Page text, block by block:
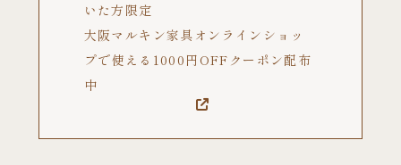
いた方限定
大阪マルキン家具オンラインショッ
プで使える1000円OFFクーポン配布
中